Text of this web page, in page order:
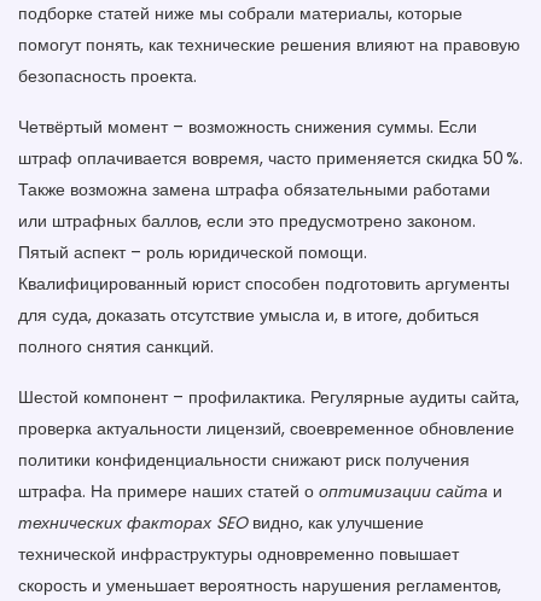
подборке статей ниже мы собрали материалы, которые
помогут понять, как технические решения влияют на правовую
безопасность проекта.
Четвёртый момент – возможность снижения суммы. Если
штраф оплачивается вовремя, часто применяется скидка 50 %.
Также возможна замена штрафа обязательными работами
или штрафных баллов, если это предусмотрено законом.
Пятый аспект – роль юридической помощи.
Квалифицированный юрист способен подготовить аргументы
для суда, доказать отсутствие умысла и, в итоге, добиться
полного снятия санкций.
Шестой компонент – профилактика. Регулярные аудиты сайта,
проверка актуальности лицензий, своевременное обновление
политики конфиденциальности снижают риск получения
штрафа. На примере наших статей о оптимизации сайта и
технических факторах SEOвидно, как улучшение
технической инфраструктуры одновременно повышает
скорость и уменьшает вероятность нарушения регламентов,